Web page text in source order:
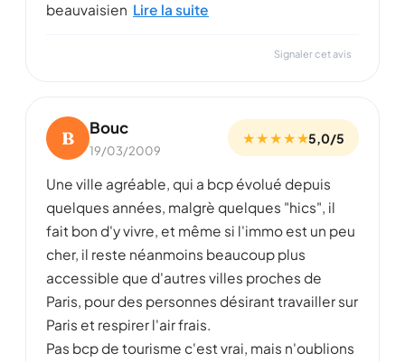
beauvaisien Lire la suite
Signaler cet avis
B Bouc
19/03/2009
★ ★ ★ ★ ★5,0/5
Une ville agréable, qui a bcp évolué depuis
quelques années, malgrè quelques "hics", il
fait bon d'y vivre, et même si l'immo est un peu
cher, il reste néanmoins beaucoup plus
accessible que d'autres villes proches de
Paris, pour des personnes désirant travailler sur
Paris et respirer l'air frais.
Pas bcp de tourisme c'est vrai, mais n'oublions